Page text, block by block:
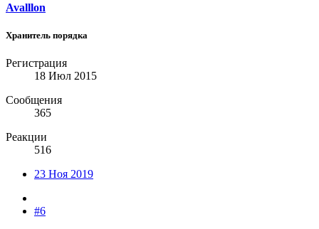
Avalllon
Хранитель порядка
Регистрация
18 Июл 2015
Сообщения
365
Реакции
516
23 Ноя 2019
#6